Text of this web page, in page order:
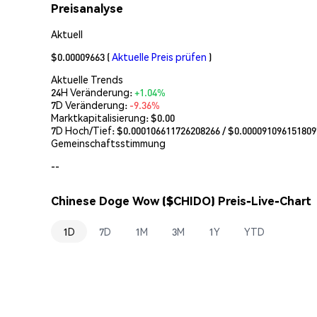
Preisanalyse
Aktuell
$0.00009663 (Aktuelle Preis prüfen )
Aktuelle Trends
24H Veränderung:+1.04%
7D Veränderung: -9.36%
Marktkapitalisierung:$0.00
7D Hoch/Tief: $0.000106611726208266/ $
Gemeinschaftsstimmung
--
Chinese Doge Wow ($CHIDO) Preis-Live-Chart
1D 7D 1M 3M 1Y YTD